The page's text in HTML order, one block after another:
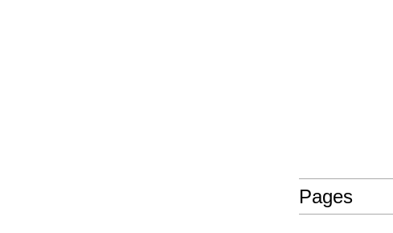
Pages